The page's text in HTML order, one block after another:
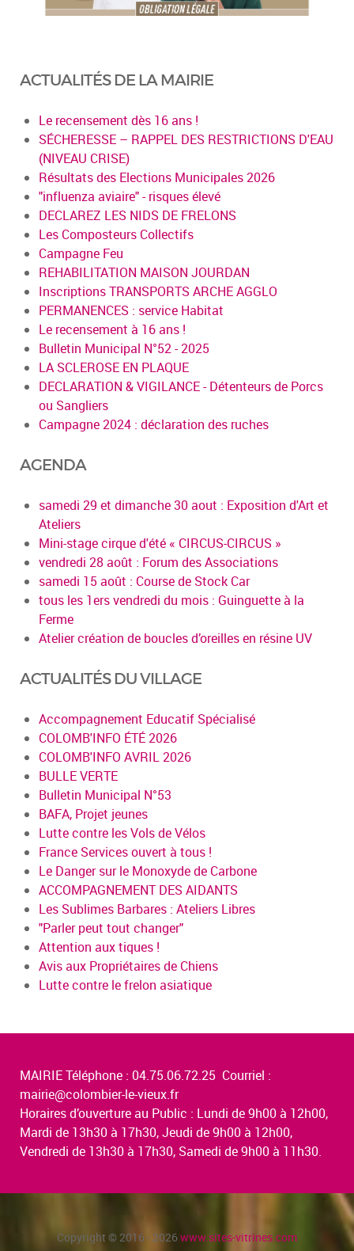
ACTUALITÉS DE LA MAIRIE
Le recensement dès 16 ans !
SÉCHERESSE – RAPPEL DES RESTRICTIONS D'EAU
(NIVEAU CRISE)
Résultats des Elections Municipales 2026
"influenza aviaire" - risques élevé
DECLAREZ LES NIDS DE FRELONS
Les Composteurs Collectifs
Campagne Feu
REHABILITATION MAISON JOURDAN
Inscriptions TRANSPORTS ARCHE AGGLO
PERMANENCES : service Habitat
Le recensement à 16 ans !
Bulletin Municipal N°52 - 2025
LA SCLEROSE EN PLAQUE
DECLARATION & VIGILANCE - Détenteurs de Porcs
ou Sangliers
Campagne 2024 : déclaration des ruches
AGENDA
samedi 29 et dimanche 30 aout : Exposition d'Art et
Ateliers
Mini-stage cirque d'été « CIRCUS-CIRCUS »
vendredi 28 août : Forum des Associations
samedi 15 août : Course de Stock Car
tous les 1ers vendredi du mois : Guinguette à la
Ferme
Atelier création de boucles d’oreilles en résine UV
ACTUALITÉS DU VILLAGE
Accompagnement Educatif Spécialisé
COLOMB'INFO ÉTÉ 2026
COLOMB'INFO AVRIL 2026
BULLE VERTE
Bulletin Municipal N°53
BAFA, Projet jeunes
Lutte contre les Vols de Vélos
France Services ouvert à tous !
Le Danger sur le Monoxyde de Carbone
ACCOMPAGNEMENT DES AIDANTS
Les Sublimes Barbares : Ateliers Libres
"Parler peut tout changer"
Attention aux tiques !
Avis aux Propriétaires de Chiens
Lutte contre le frelon asiatique
MAIRIE Téléphone : 04.75.06.72.25 Courriel :
mairie@colombier-le-vieux.fr
Horaires d’ouverture au Public : Lundi de 9h00 à 12h00,
Mardi de 13h30 à 17h30, Jeudi de 9h00 à 12h00,
Vendredi de 13h30 à 17h30, Samedi de 9h00 à 11h30.
Copyright © 2016 - 2026www.sites-vitrines.com